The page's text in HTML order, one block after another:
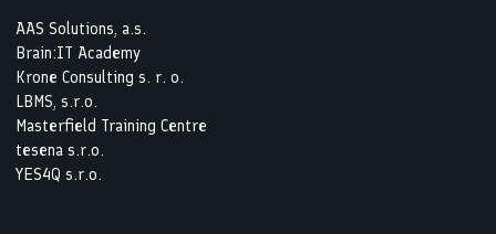
AAS Solutions, a.s.
Brain:IT Academy
Krone Consulting s. r. o.
LBMS, s.r.o.
Masterfield Training Centre
tesena s.r.o.
YES4Q s.r.o.